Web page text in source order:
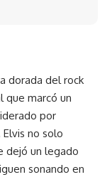
dorada del rock
que marcó un
por
Elvis no solo
dejó un legado
sonando en